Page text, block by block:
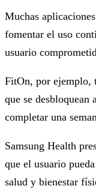
Muchas
fomentar el uso
usuario
FitOn, por ejemplo,
que se desbloquean
completar una
Samsung Health
que el usuario
salud y bienestar